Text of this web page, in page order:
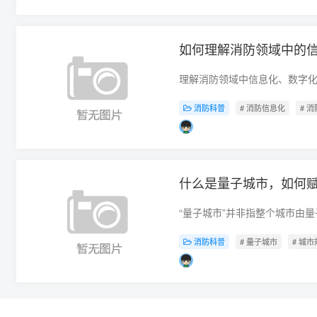
如何理解消防领域中的
消防科普 # 消防信息化 # 消
什么是量子城市，如何
消防科普 # 量子城市 # 城市